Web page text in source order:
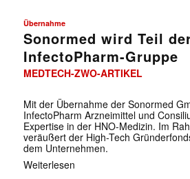
Übernahme
Sonormed wird Teil
InfectoPharm-Gruppe
MEDTECH-ZWO-ARTIKEL
Mit der Übernahme der Sonormed
InfectoPharm Arzneimittel und
Expertise in der HNO-Medizin. Im
veräußert der High-Tech
dem Unternehmen.
Weiterlesen